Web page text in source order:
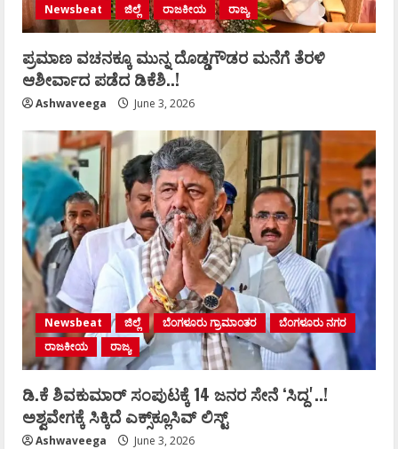
Newsbeat ಜಿಲ್ಲೆ ರಾಜಕೀಯ ರಾಜ್ಯ
ಪ್ರಮಾಣ ವಚನಕ್ಕೂ ಮುನ್ನ ದೊಡ್ಡಗೌಡರ ಮನೆಗೆ ತೆರಳಿ
ಆಶೀರ್ವಾದ ಪಡೆದ ಡಿಕೆಶಿ..!
Ashwaveega June 3, 2026
Newsbeat ಜಿಲ್ಲೆ ಬೆಂಗಳೂರು ಗ್ರಾಮಾಂತರ
ಬೆಂಗಳೂರು ನಗರ
ರಾಜಕೀಯ
ರಾಜ್ಯ
ಡಿ.ಕೆ ಶಿವಕುಮಾರ್‌ ಸಂಪುಟಕ್ಕೆ 14 ಜನರ ಸೇನೆ ʻಸಿದ್ದʼ..!
ಅಶ್ವವೇಗಕ್ಕೆ ಸಿಕ್ಕಿದೆ ಎಕ್ಸ್‌ಕ್ಲೂಸಿವ್‌ ಲಿಸ್ಟ್‌
Ashwaveega June 3, 2026